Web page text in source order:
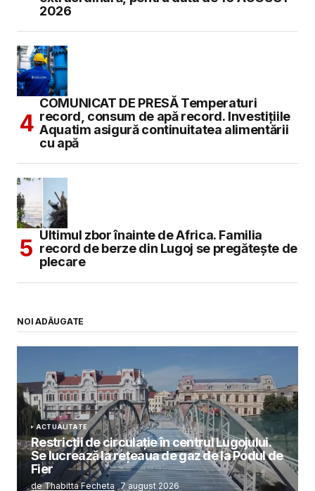
2026
COMUNICAT DE PRESĂ Temperaturi
record, consum de apă record. Investițiile
Aquatim asigură continuitatea alimentării
cu apă
Ultimul zbor înainte de Africa. Familia
record de berze din Lugoj se pregătește de
plecare
NOI ADĂUGATE
ACTUALITATE
Restricții de circulație în centrul Lugojului.
Se lucrează la rețeaua de gaz de la Podul de
Fier
de Thabitta Fecheta 7 august 2026